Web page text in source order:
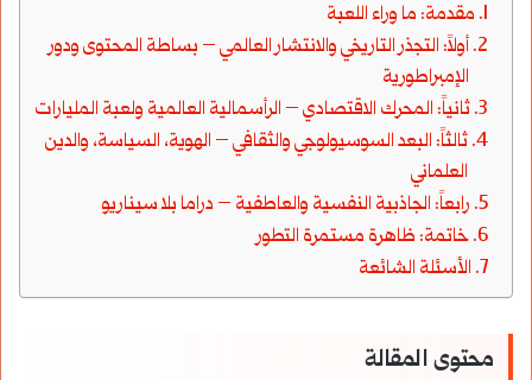
مقدمة: ما وراء اللعبة
أولاً: التجذر التاريخي والانتشار العالمي – بساطة المحتوى ودور
الإمبراطورية
ثانياً: المحرك الاقتصادي – الرأسمالية العالمية ولعبة المليارات
ثالثاً: البعد السوسيولوجي والثقافي – الهوية، السياسة، والدين
العلماني
رابعاً: الجاذبية النفسية والعاطفية – دراما بلا سيناريو
خاتمة: ظاهرة مستمرة التطور
الأسئلة الشائعة
محتوى المقالة